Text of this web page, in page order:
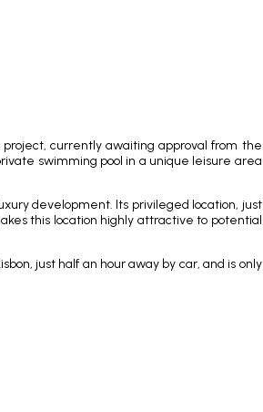
currently awaiting approval from the
swimming pool in a unique leisure area
development. Its privileged location, just
this location highly attractive to potential
just half an hour away by car, and is only